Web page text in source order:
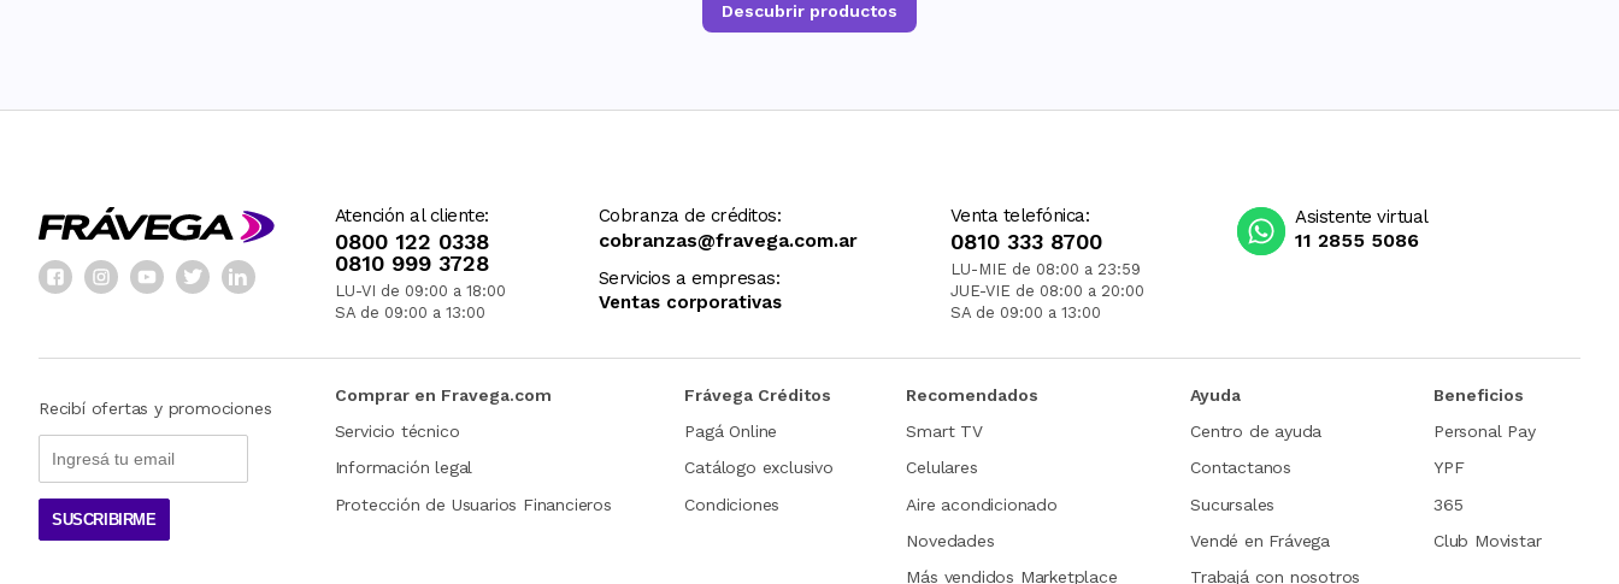
Descubrir productos
Atención al cliente:
0800 122 0338
0810 999 3728
LU-VI de 09:00 a 18:00
SA de 09:00 a 13:00
Cobranza de créditos:
cobranzas@fravega.com.ar
Servicios a empresas:
Ventas corporativas
Venta telefónica:
0810 333 8700
LU-MIE de 08:00 a 23:59
JUE-VIE de 08:00 a 20:00
SA de 09:00 a 13:00
Asistente virtual
11 2855 5086
Recibí ofertas y promociones
SUSCRIBIRME
Comprar en Fravega.com
Servicio técnico
Información legal
Protección de Usuarios Financieros
Frávega Créditos
Pagá Online
Catálogo exclusivo
Condiciones
Recomendados
Smart TV
Celulares
Aire acondicionado
Novedades
Más vendidos Marketplace
Ayuda
Centro de ayuda
Contactanos
Sucursales
Vendé en Frávega
Trabajá con nosotros
Beneficios
Personal Pay
YPF
365
Club Movistar